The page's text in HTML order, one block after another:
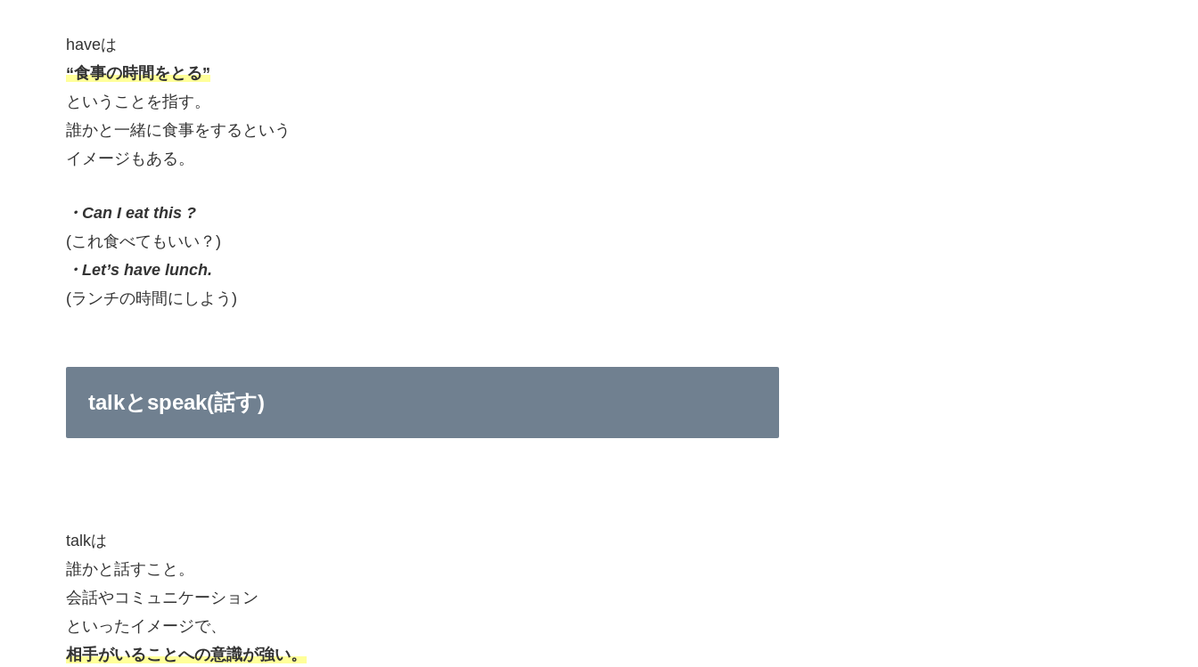
haveは
“食事の時間をとる”
ということを指す。
誰かと一緒に食事をするという
イメージもある。
・Can I eat this ?
(これ食べてもいい？)
・Let’s have lunch.
(ランチの時間にしよう)
talkとspeak(話す)
talkは
誰かと話すこと。
会話やコミュニケーション
といったイメージで、
相手がいることへの意識が強い。